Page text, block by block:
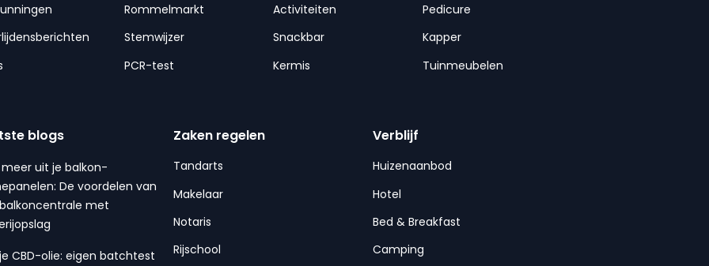
Rommelmarkt
Stemwijzer
PCR-test
Activiteiten
Snackbar
Kermis
Pedicure
Kapper
Tuinmeubelen
blogs
meer uit je balkon-
De voordelen van
met
CBD-olie: eigen batchtest
Zaken regelen
Tandarts
Makelaar
Notaris
Rijschool
Verblijf
Huizenaanbod
Hotel
Bed & Breakfast
Camping